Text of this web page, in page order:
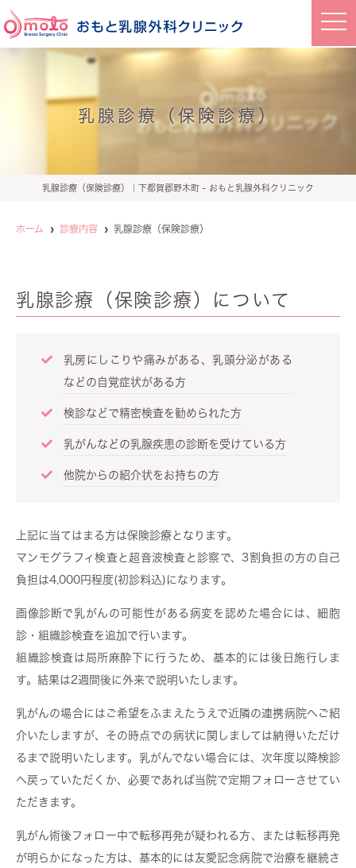
t
o
v
i
i
乳腺診療（保険診療）
乳腺診療（保険診療）｜下都賀郡野木町 - おもと乳腺外科クリニック
ホーム 診療内容 乳腺診療（保険診療）
乳腺診療（保険診療）について
乳房にしこりや痛みがある、乳頭分泌がある
などの自覚症状がある方
検診などで精密検査を勧められた方
乳がんなどの乳腺疾患の診断を受けている方
他院からの紹介状をお持ちの方
上記に当てはまる方は保険診療となります。
マンモグラフィ検査と超音波検査と診察で、3割負担の方の自己
負担は4,000円程度(初診料込)になります。
画像診断で乳がんの可能性がある病変を認めた場合には、細胞
診・組織診検査を追加で行います。
組織診検査は局所麻酔下に行うため、基本的には後日施行しま
す。結果は2週間後に外来で説明いたします。
乳がんの場合にはご希望をふまえたうえで近隣の連携病院へご紹
介いたしますが、その時点での病状に関しましては納得いただけ
るまで説明いたします。乳がんでない場合には、次年度以降検診
へ戻っていただくか、必要であれば当院で定期フォローさせてい
ただきます。
乳がん術後フォロー中で転移再発が疑われる方、または転移再発
が明らかになった方は、基本的には友愛記念病院で治療を継続さ